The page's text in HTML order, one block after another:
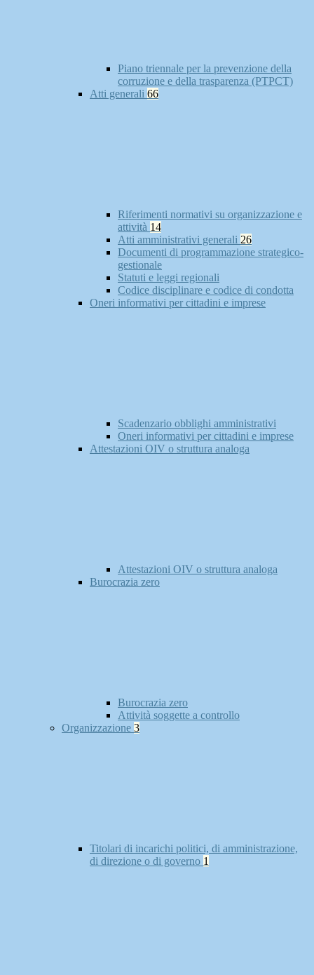
Piano triennale per la prevenzione della
corruzione e della trasparenza (PTPCT)
Atti generali 66
Riferimenti normativi su organizzazione e
attività 14
Atti amministrativi generali 26
Documenti di programmazione strategico-
gestionale
Statuti e leggi regionali
Codice disciplinare e codice di condotta
Oneri informativi per cittadini e imprese
Scadenzario obblighi amministrativi
Oneri informativi per cittadini e imprese
Attestazioni OIV o struttura analoga
Attestazioni OIV o struttura analoga
Burocrazia zero
Burocrazia zero
Attività soggette a controllo
Organizzazione 3
Titolari di incarichi politici, di amministrazione,
di direzione o di governo 1